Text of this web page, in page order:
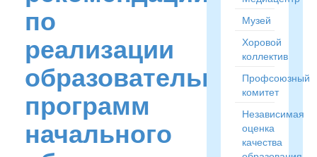
по
реализации
образовательных
программ
начального
Музей
Хоровой
коллектив
Профсоюзный
комитет
Независимая
оценка
качества